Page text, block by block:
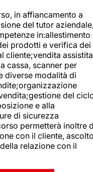
in affiancamento a
del tutor
in:allestimento
prodotti e verifica dei
cliente;vendita assistita
cassa, scanner per
diverse modalità di
del
e alla
di sicurezza
permetterà inoltre
con il cliente,
relazione con il